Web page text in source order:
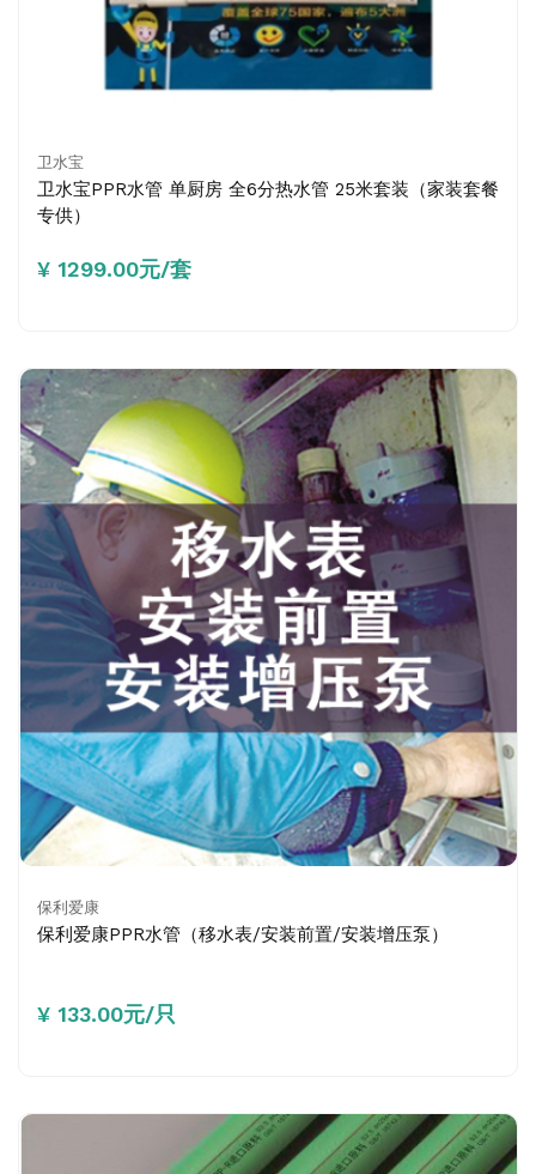
卫水宝
卫水宝PPR水管 单厨房 全6分热水管 25米套装（家装套餐
专供）
¥ 1299.00元/套
保利爱康
保利爱康PPR水管（移水表/安装前置/安装增压泵）
¥ 133.00元/只